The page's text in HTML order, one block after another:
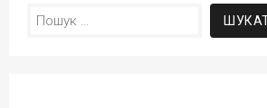
Пошук: